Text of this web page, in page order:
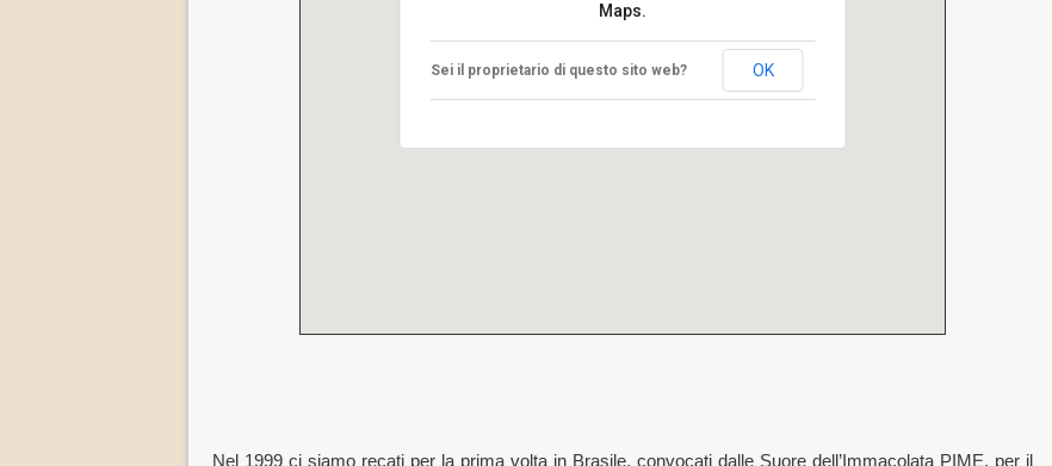
Maps.
Sei il proprietario di questo sito web? OK
Nel 1999 ci siamo recati per la prima volta in Brasile, convocati dalle Suore dell’Immacolata PIME, per il